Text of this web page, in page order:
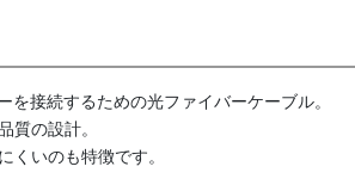
接続するための光ファイバーケーブル。
質の設計。
いのも特徴です。